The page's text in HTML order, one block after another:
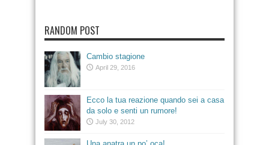
RANDOM POST
Cambio stagione
April 29, 2016
Ecco la tua reazione quando sei a casa
da solo e senti un rumore!
July 30, 2012